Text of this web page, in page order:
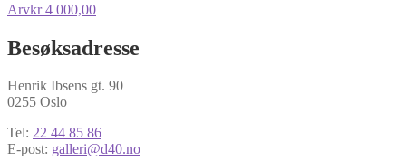
Arvkr4 000,00
Besøksadresse
Henrik Ibsens gt. 90
0255 Oslo
Tel: 22 44 85 86
E-post: galleri@d40.no